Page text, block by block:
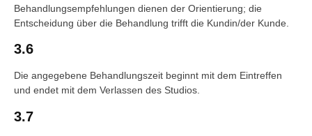
Behandlungsempfehlungen dienen der Orientierung; die
Entscheidung über die Behandlung trifft die Kundin/der Kunde.
3.6
Die angegebene Behandlungszeit beginnt mit dem Eintreffen
und endet mit dem Verlassen des Studios.
3.7